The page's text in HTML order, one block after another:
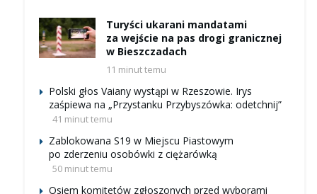
Turyści ukarani mandatami
za wejście na pas drogi granicznej
w Bieszczadach
11 minut temu
Polski głos Vaiany wystąpi w Rzeszowie. Irys
zaśpiewa na „Przystanku Przybyszówka: odetchnij”
41 minut temu
Zablokowana S19 w Miejscu Piastowym
po zderzeniu osobówki z ciężarówką
50 minut temu
Osiem komitetów zgłoszonych przed wyborami